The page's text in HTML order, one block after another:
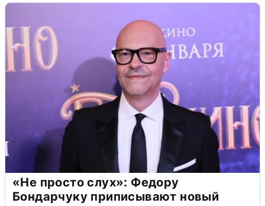
«Не просто слух»: Федору
Бондарчуку приписывают новый